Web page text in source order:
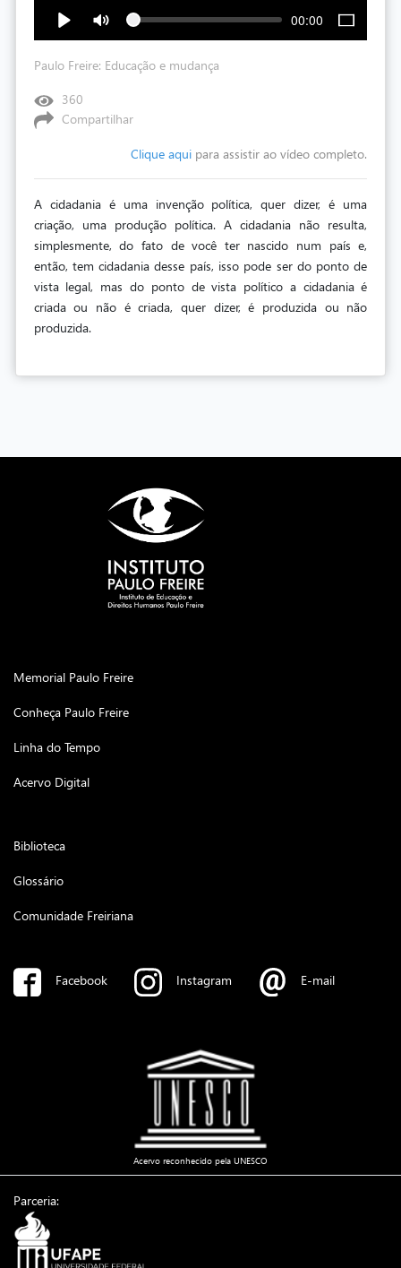
00:00
Paulo Freire: Educação e mudança
360
Compartilhar
Clique aqui para assistir ao vídeo completo.
A cidadania é uma invenção política, quer dizer, é uma
criação, uma produção política. A cidadania não resulta,
simplesmente, do fato de você ter nascido num país e,
então, tem cidadania desse país, isso pode ser do ponto de
vista legal, mas do ponto de vista político a cidadania é
criada ou não é criada, quer dizer, é produzida ou não
produzida.
Memorial Paulo Freire
Conheça Paulo Freire
Linha do Tempo
Acervo Digital
Biblioteca
Glossário
Comunidade Freiriana
Facebook Instagram E-mail
Acervo reconhecido pela UNESCO
Parceria: